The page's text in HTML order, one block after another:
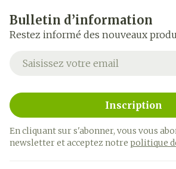
Bulletin d’information
Restez informé des nouveaux
Adresse mail
Inscription
En cliquant sur s'abonner, vous vous
newsletter et acceptez notre politique